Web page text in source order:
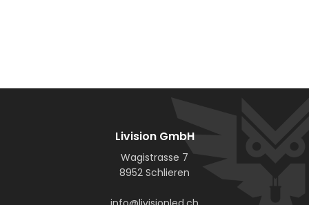
Livision GmbH
Wagistrasse 7
8952 Schlieren